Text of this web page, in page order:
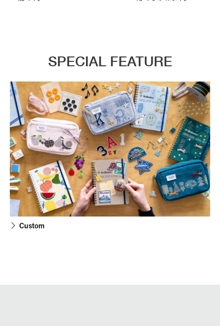
SPECIAL FEATURE
Custom